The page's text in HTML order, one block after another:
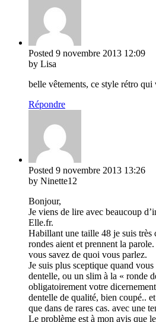
Posted 9 novembre 2013 12:09
by Lisa
belle vêtements, ce style rétro qui
Répondre
Posted 9 novembre 2013 13:26
by Ninette12
Bonjour,
Je viens de lire avec beaucoup
Elle.fr.
Habillant une taille 48 je suis très
rondes aient et prennent la
vous savez de quoi vous parlez.
Je suis plus sceptique quand
dentelle, ou un slim à la « ronde
obligatoirement votre
dentelle de qualité, bien coupé..
que dans de rares cas. avec une
Le problème est à mon avis que